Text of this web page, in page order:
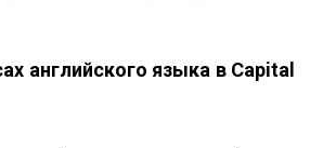
английского языка в Capital